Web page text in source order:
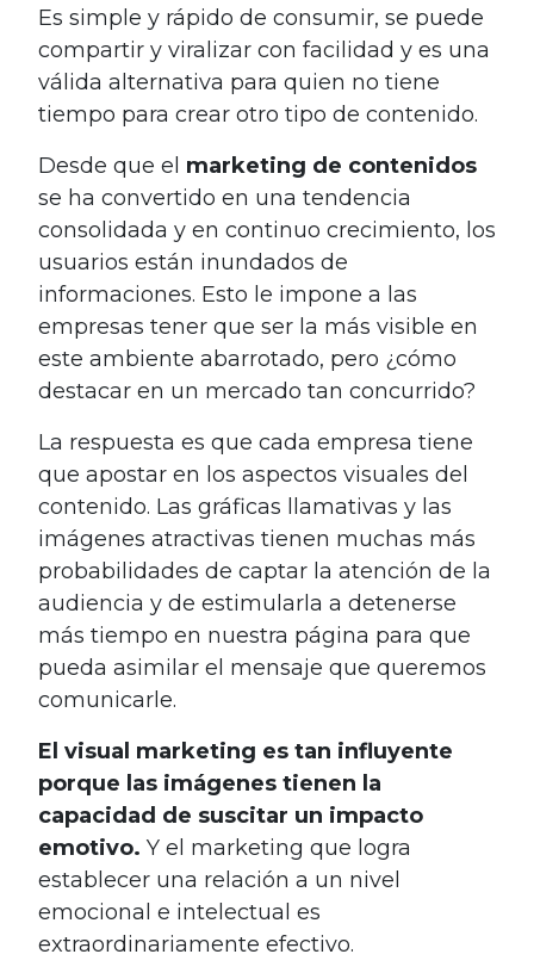
Es simple y rápido de consumir, se puede
compartir y viralizar con facilidad y es una
válida alternativa para quien no tiene
tiempo para crear otro tipo de contenido.
Desde que el marketing de contenidos
se ha convertido en una tendencia
consolidada y en continuo crecimiento, los
usuarios están inundados de
informaciones. Esto le impone a las
empresas tener que ser la más visible en
este ambiente abarrotado, pero ¿cómo
destacar en un mercado tan concurrido?
La respuesta es que cada empresa tiene
que apostar en los aspectos visuales del
contenido. Las gráficas llamativas y las
imágenes atractivas tienen muchas más
probabilidades de captar la atención de la
audiencia y de estimularla a detenerse
más tiempo en nuestra página para que
pueda asimilar el mensaje que queremos
comunicarle.
El visual marketing es tan influyente
porque las imágenes tienen la
capacidad de suscitar un impacto
emotivo. Y el marketing que logra
establecer una relación a un nivel
emocional e intelectual es
extraordinariamente efectivo.